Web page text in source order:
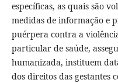
específicas, as quais são
medidas de informação e
puérpera contra a
particular de saúde,
humanizada, instituem
dos direitos das gestantes